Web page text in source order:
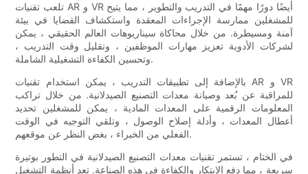
تلعب تقنيات AR و VR أيضًا دورًا مهمًا في التدريب والتطوير ، مما يتيح
للمشغلين ممارسة الإجراءات المعقدة واستكشاف القضايا في بيئة
آمنة ومسيطرة. من خلال محاكاة سيناريوهات العالم الحقيقي ، يمكن
لشركات الأدوية تعزيز مهارات الموظفين ، وتقليل وقت التدريب ،
وتحسين الكفاءة التشغيلية الشاملة.
بالإضافة إلى تطبيقات التدريب ، يمكن استخدام تقنيات AR و VR
للمراقبة عن بُعد وصيانة معدات التصنيع الصيدلانية. من خلال تراكب
المعلومات الرقمية على المعدات المادية ، يمكن للمشغلين تحديد
أعطال المعدات ، وأدلة إصلاح الوصول ، وتلقي التوجيه في الوقت
الفعلي من الخبراء ، بغض النظر عن موقعهم.
في الختام ، تستمر تقنيات معدات التصنيع الصيدلانية في التطور بوتيرة
سريعة ، مما دفع الابتكار والكفاءة في هذه الصناعة. تعد أنظمة التشغيل